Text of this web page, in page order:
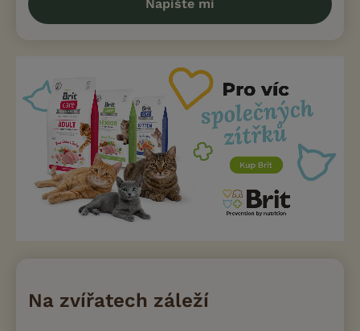
Napište mi
Na zvířatech záleží